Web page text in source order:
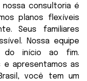
nossa consultoria é
planos flexíveis
Seus familiares
Nossa equipe
do início ao fim.
e apresentamos as
você tem um